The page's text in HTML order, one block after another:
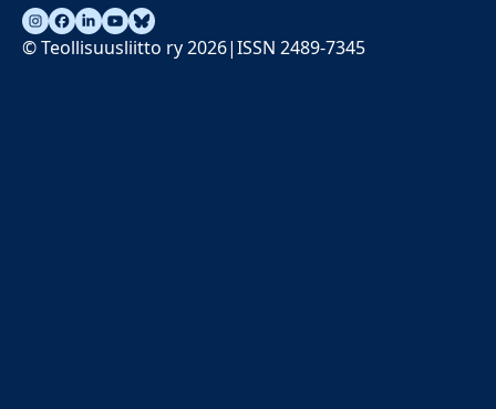
© Teollisuusliitto ry 2026|ISSN 2489-7345